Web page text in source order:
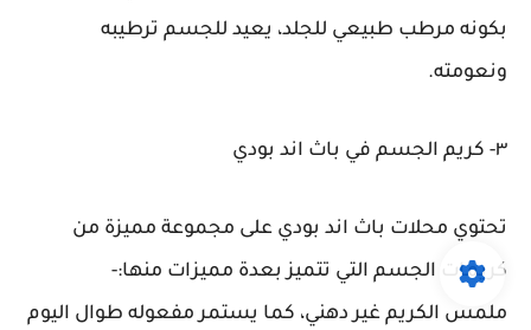
بكونه مرطب طبيعي للجلد، يعيد للجسم ترطيبه
ونعومته.
٣- كريم الجسم في باث اند بودي
تحتوي محلات باث اند بودي على مجموعة مميزة من
كريمات الجسم التي تتميز بعدة مميزات منها:-
ملمس الكريم غير دهني، كما يستمر مفعوله طوال اليوم